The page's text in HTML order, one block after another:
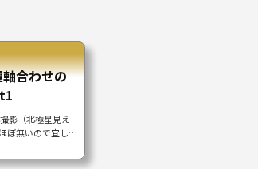
合わせの
影（北極星見え
ぼ無いので宜し
は撮影日の月の明